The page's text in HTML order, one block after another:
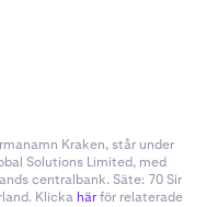
Kraken, står under
Solutions Limited, med
centralbank. Säte: 70 Sir
Klicka härför relaterade